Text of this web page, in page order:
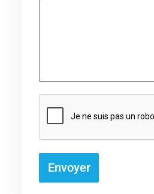
Envoyer